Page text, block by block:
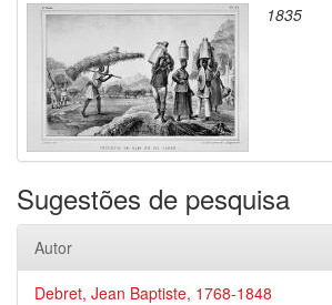
1835
Sugestões de pesquisa
Autor
Debret, Jean Baptiste, 1768-1848